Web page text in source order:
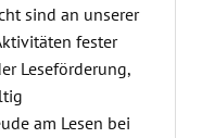
sind an unserer
fester
Leseförderung,
am Lesen bei